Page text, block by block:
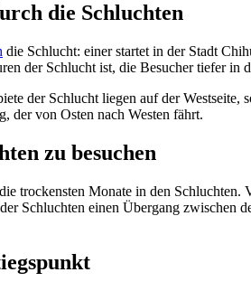
die Schluchten
die Schlucht: einer startet in der Stadt
der Schlucht ist, die Besucher tiefer in
der Schlucht liegen auf der
der von Osten nach Westen fährt.
zu besuchen
trockensten Monate in den
Schluchten einen Übergang zwischen